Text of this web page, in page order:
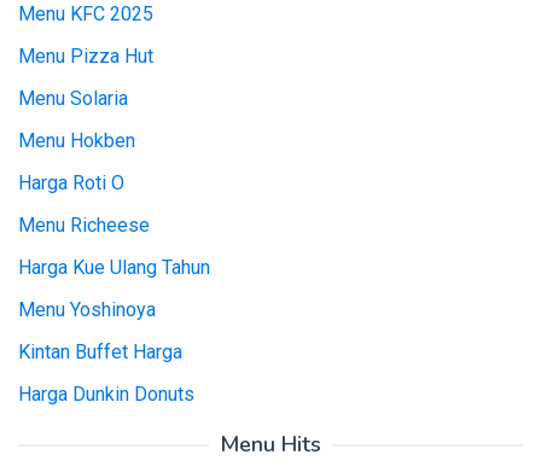
Menu KFC 2025
Menu Pizza Hut
Menu Solaria
Menu Hokben
Harga Roti O
Menu Richeese
Harga Kue Ulang Tahun
Menu Yoshinoya
Kintan Buffet Harga
Harga Dunkin Donuts
Menu Hits